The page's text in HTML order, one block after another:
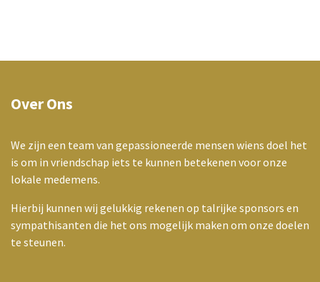
Over Ons
We zijn een team van gepassioneerde mensen wiens doel het
is om in vriendschap iets te kunnen betekenen voor onze
lokale medemens.
Hierbij kunnen wij gelukkig rekenen op talrijke sponsors en
sympathisanten die het ons mogelijk maken om onze doelen
te steunen.